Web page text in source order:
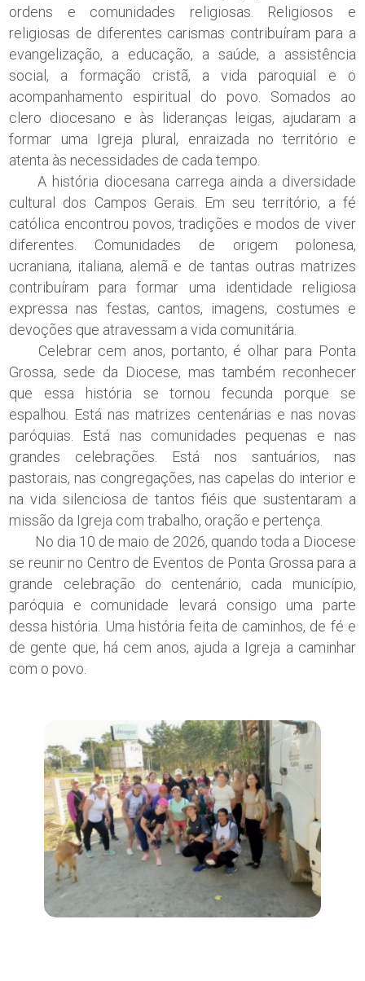
ordens e comunidades religiosas. Religiosos e
religiosas de diferentes carismas contribuíram para a
evangelização, a educação, a saúde, a assistência
social, a formação cristã, a vida paroquial e o
acompanhamento espiritual do povo. Somados ao
clero diocesano e às lideranças leigas, ajudaram a
formar uma Igreja plural, enraizada no território e
atenta às necessidades de cada tempo.
A história diocesana carrega ainda a diversidade
cultural dos Campos Gerais. Em seu território, a fé
católica encontrou povos, tradições e modos de viver
diferentes. Comunidades de origem polonesa,
ucraniana, italiana, alemã e de tantas outras matrizes
contribuíram para formar uma identidade religiosa
expressa nas festas, cantos, imagens, costumes e
devoções que atravessam a vida comunitária.
Celebrar cem anos, portanto, é olhar para Ponta
Grossa, sede da Diocese, mas também reconhecer
que essa história se tornou fecunda porque se
espalhou. Está nas matrizes centenárias e nas novas
paróquias. Está nas comunidades pequenas e nas
grandes celebrações. Está nos santuários, nas
pastorais, nas congregações, nas capelas do interior e
na vida silenciosa de tantos fiéis que sustentaram a
missão da Igreja com trabalho, oração e pertença.
No dia 10 de maio de 2026, quando toda a Diocese
se reunir no Centro de Eventos de Ponta Grossa para a
grande celebração do centenário, cada município,
paróquia e comunidade levará consigo uma parte
dessa história. Uma história feita de caminhos, de fé e
de gente que, há cem anos, ajuda a Igreja a caminhar
com o povo.